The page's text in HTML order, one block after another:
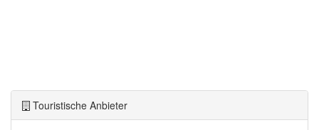
Touristische Anbieter